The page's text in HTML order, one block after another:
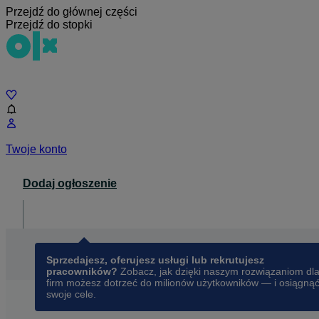
Przejdź do głównej części
Przejdź do stopki
Twoje konto
Dodaj ogłoszenie
Sprzedajesz, oferujesz usługi lub rekrutujesz
pracowników? Zobacz, jak dzięki naszym rozwiązaniom dla
firm możesz dotrzeć do milionów użytkowników — i osiągnąć
swoje cele.